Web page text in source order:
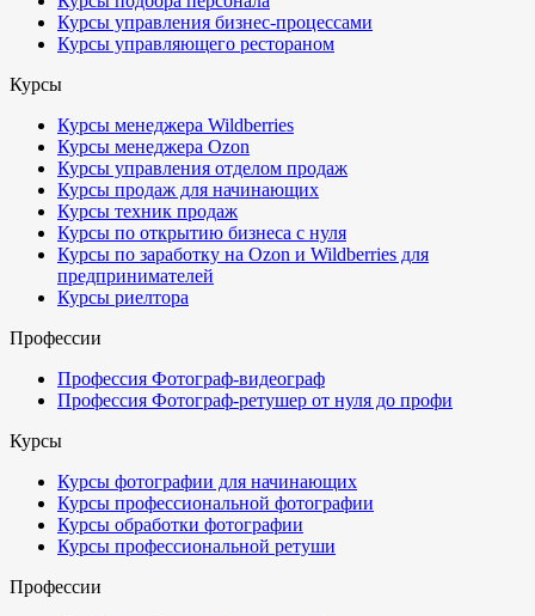
Курсы управления бизнес-процессами
Курсы управляющего рестораном
Курсы
Курсы менеджера Wildberries
Курсы менеджера Ozon
Курсы управления отделом продаж
Курсы продаж для начинающих
Курсы техник продаж
Курсы по открытию бизнеса с нуля
Курсы по заработку на Ozon и Wildberries для
предпринимателей
Курсы риелтора
Профессии
Профессия Фотограф-видеограф
Профессия Фотограф-ретушер от нуля до профи
Курсы
Курсы фотографии для начинающих
Курсы профессиональной фотографии
Курсы обработки фотографии
Курсы профессиональной ретуши
Профессии